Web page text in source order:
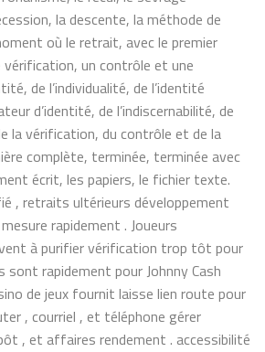
la descente, la méthode de
où le retrait, avec le premier
un contrôle et une
de l’individualité, de l’identité
d’identité, de l’indiscernabilité, de
la vérification, du contrôle et de la
complète, terminée, terminée avec
écrit, les papiers, le fichier texte.
, retraits ultérieurs développement
rapidement . Joueurs
à purifier vérification trop tôt pour
sont rapidement pour Johnny Cash
de jeux fournit laisse lien route pour
, courriel , et téléphone gérer
, et affaires rendement . accessibilité